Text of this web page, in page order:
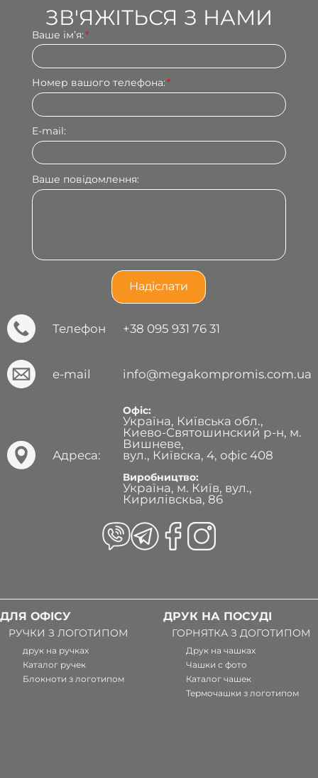
ЗВ'ЯЖІТЬСЯ З НАМИ
Ваше імʼя:*
Номер вашого телефона:*
E-mail:
Ваше повідомлення:
Телефон +38 095 931 76 31
e-mail info@megakompromis.com.ua
Адреса:
Офіс:
Україна, Київська обл.,
Киево-Святошинский р-н, м.
Вишневе,
вул., Київска, 4, офіс 408
Виробництво:
Україна, м. Київ, вул.,
Кирилівскьа, 86
ДЛЯ ОФІСУ
РУЧКИ З ЛОГОТИПОМ
друк на ручках
Каталог ручек
Блокноти з логотипом
ДРУК НА ПОСУДІ
ГОРНЯТКА З ДОГОТИПОМ
Друк на чашках
Чашки с фото
Каталог чашек
Термочашки з логотипом